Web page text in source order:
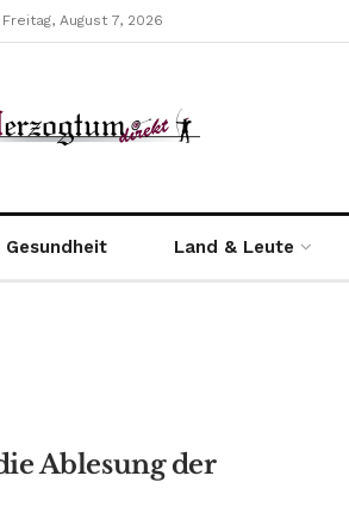
Freitag, August 7, 2026
Gesundheit Land & Leute
Ablesung der